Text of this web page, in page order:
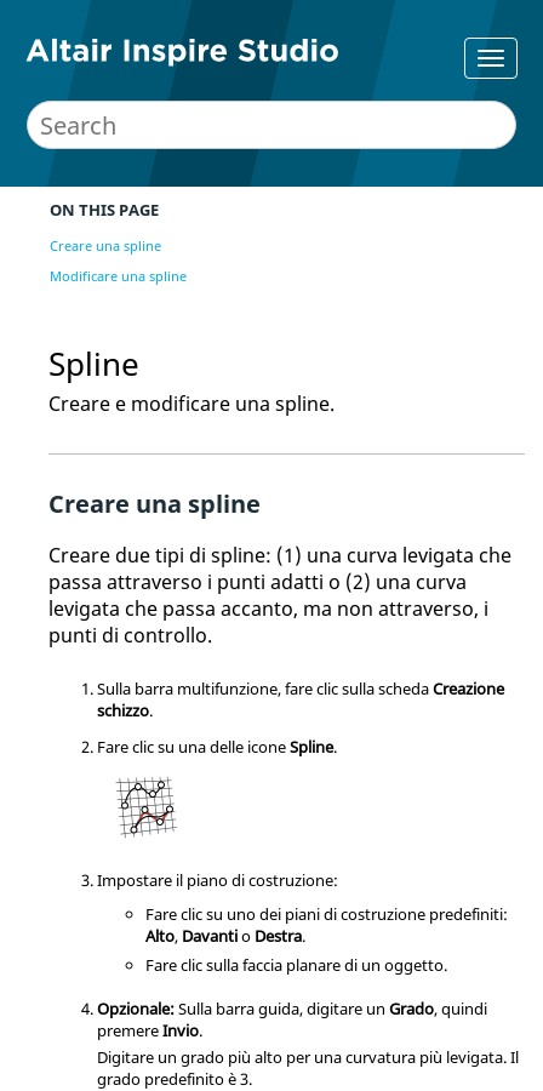
ON THIS PAGE
Creare una spline
Modificare una spline
Spline
Creare e modificare una spline.
Creare una spline
Creare due tipi di spline: (1) una curva levigata che
passa attraverso i punti adatti o (2) una curva
levigata che passa accanto, ma non attraverso, i
punti di controllo.
Sulla barra multifunzione, fare clic sulla schedaCreazione
schizzo.
Fare clic su una delle iconeSpline.
Impostare il piano di costruzione:
Fare clic su uno dei piani di costruzione predefiniti:
Alto, Davantio Destra.
Fare clic sulla faccia planare di un oggetto.
Opzionale:Sulla barra guida, digitare un Grado, quindi
premereInvio.
Digitare un grado più alto per una curvatura più levigata. Il
grado predefinito è 3.